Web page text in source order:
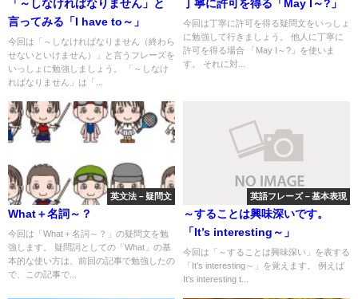
「～しなければなりません」と
言ってみる「I have to～」
今回は「～しなければなりません（終わら
せないといけません）」と言うフレーズを
いっしょに勉強しましょう。 「～しなけ
ればなりません」は「...
丁寧に許可を得る「May I～?」
今回は丁寧に許可を得る疑問文をいっしょ
に勉強して行きましょう。 他人に丁寧に
許可を得る場合 「May I～?」を使いま
す。 それに対...
英文法－疑問文
What＋名詞～？
今回は「What＋名詞～？」の疑問文を勉
強します。 疑問詞としての「What」の基
本的な使い方は、前回の記事で勉強したの
で、この記事で...
英語フレーズ－基本表現
～することは興味深いです。
「It’s interesting～」
今回は「～することは興味深い」を表する
「It’s interesting～」を覚えます。 例えば
It’s interesting t...